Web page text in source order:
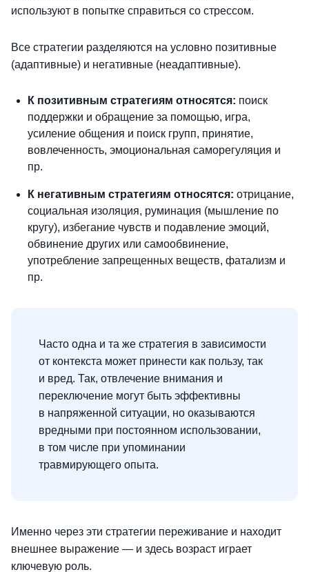
используют в попытке справиться со стрессом.
Все стратегии разделяются на условно позитивные
(адаптивные) и негативные (неадаптивные).
К позитивным стратегиям относятся: поиск
поддержки и обращение за помощью, игра,
усиление общения и поиск групп, принятие,
вовлеченность, эмоциональная саморегуляция и
пр.
К негативным стратегиям относятся: отрицание,
социальная изоляция, руминация (мышление по
кругу), избегание чувств и подавление эмоций,
обвинение других или самообвинение,
употребление запрещенных веществ, фатализм и
пр.
Часто одна и та же стратегия в зависимости
от контекста может принести как пользу, так
и вред. Так, отвлечение внимания и
переключение могут быть эффективны
в напряженной ситуации, но оказываются
вредными при постоянном использовании,
в том числе при упоминании
травмирующего опыта.
Именно через эти стратегии переживание и находит
внешнее выражение — и здесь возраст играет
ключевую роль.